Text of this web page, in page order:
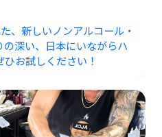
、新しいノンアルコール・
の深い、日本にいながらハ
お試しください！